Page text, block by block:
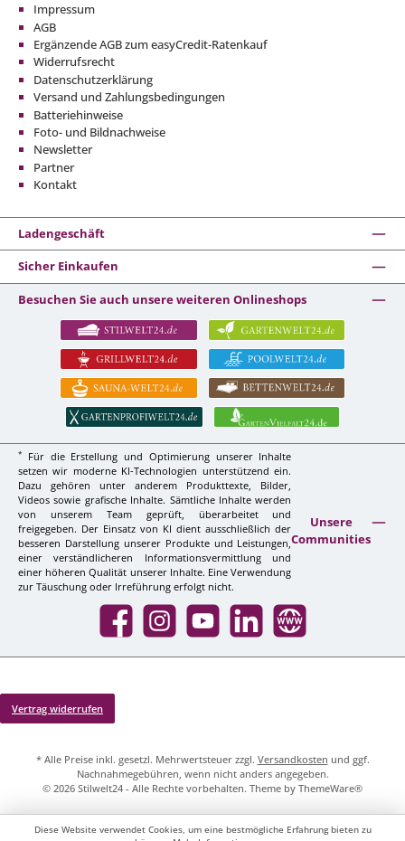
Impressum
AGB
Ergänzende AGB zum easyCredit-Ratenkauf
Widerrufsrecht
Datenschutzerklärung
Versand und Zahlungsbedingungen
Batteriehinweise
Foto- und Bildnachweise
Newsletter
Partner
Kontakt
Ladengeschäft
Sicher Einkaufen
Besuchen Sie auch unsere weiteren Onlineshops
*
Für die Erstellung und Optimierung unserer Inhalte
setzen wir moderne KI-Technologien unterstützend ein.
Dazu gehören unter anderem Produkttexte, Bilder,
Videos sowie grafische Inhalte. Sämtliche Inhalte werden
von unserem Team geprüft, überarbeitet und
freigegeben. Der Einsatz von KI dient ausschließlich der
besseren Darstellung unserer Produkte und Leistungen,
einer verständlicheren Informationsvermittlung und
einer höheren Qualität unserer Inhalte. Eine Verwendung
zur Täuschung oder Irreführung erfolgt nicht.
Unsere
Communities
Facebook InstagramYouTube LinkedIn Website
Vertrag widerrufen
* Alle Preise inkl. gesetzl. Mehrwertsteuer zzgl. Versandkosten und ggf.
Nachnahmegebühren, wenn nicht anders angegeben.
© 2026 Stilwelt24 - Alle Rechte vorbehalten. Theme by ThemeWare®
Diese Website verwendet Cookies, um eine bestmögliche Erfahrung bieten zu